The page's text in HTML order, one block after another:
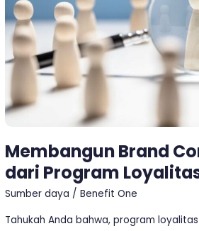
Membangun Brand
dari Program
Sumber daya /Benefit One
Tahukah Anda bahwa, program
Program
Loyalitas
Pelanggan